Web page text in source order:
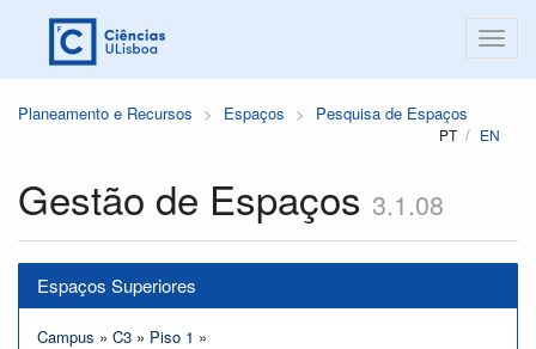
Planeamento e Recursos Espaços Pesquisa de Espaços
PT EN
Gestão de Espaços 3.1.08
Espaços Superiores
Campus » C3 » Piso 1 »